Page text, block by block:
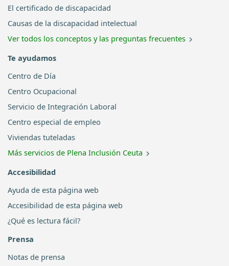
El certificado de discapacidad
Causas de la discapacidad intelectual
Ver todos los conceptos y las preguntas frecuentes
Te ayudamos
Centro de Día
Centro Ocupacional
Servicio de Integración Laboral
Centro especial de empleo
Viviendas tuteladas
Más servicios de Plena Inclusión Ceuta
Accesibilidad
Ayuda de esta página web
Accesibilidad de esta página web
¿Qué es lectura fácil?
Prensa
Notas de prensa